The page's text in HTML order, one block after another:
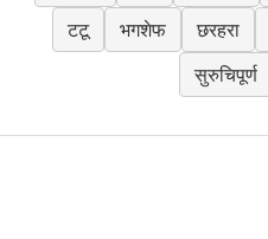
टटू
भगशेफ छरहरा
सुरुचिपूर्ण